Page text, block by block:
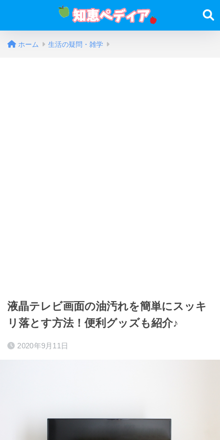
ホーム 生活の疑問・雑学
液晶テレビ画面の油汚れを簡単にスッキ
リ落とす方法！便利グッズも紹介♪
2020年9月11日